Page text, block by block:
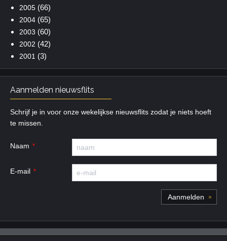
2005(66)
2004(65)
2003 (60)
2002 (42)
2001 (3)
Aanmelden nieuwsflits
Schrijf je in voor onze wekelijkse nieuwsflits zodat je niets hoeft
te missen.
Naam
E-mail